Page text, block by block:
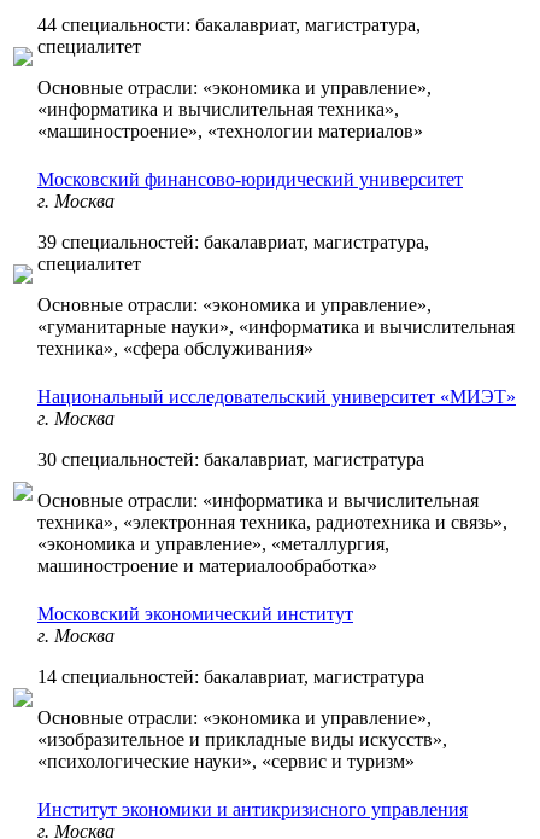
44 специальности: бакалавриат, магистратура,
специалитет
Основные отрасли: «экономика и управление»,
«информатика и вычислительная техника»,
«машиностроение», «технологии материалов»
Московский финансово-юридический университет
г. Москва
39 специальностей: бакалавриат, магистратура,
специалитет
Основные отрасли: «экономика и управление»,
«гуманитарные науки», «информатика и вычислительная
техника», «сфера обслуживания»
Национальный исследовательский университет «МИЭТ»
г. Москва
30 специальностей: бакалавриат, магистратура
Основные отрасли: «информатика и вычислительная
техника», «электронная техника, радиотехника и связь»,
«экономика и управление», «металлургия,
машиностроение и материалообработка»
Московский экономический институт
г. Москва
14 специальностей: бакалавриат, магистратура
Основные отрасли: «экономика и управление»,
«изобразительное и прикладные виды искусств»,
«психологические науки», «сервис и туризм»
Институт экономики и антикризисного управления
г. Москва